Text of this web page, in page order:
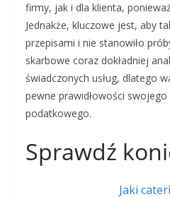
firmy, jak i dla klienta,
Jednakże, kluczowe jest, aby
przepisami i nie stanowiło
skarbowe coraz dokładniej
świadczonych usług, dlatego
pewne prawidłowości
podatkowego.
Sprawdź
Jaki